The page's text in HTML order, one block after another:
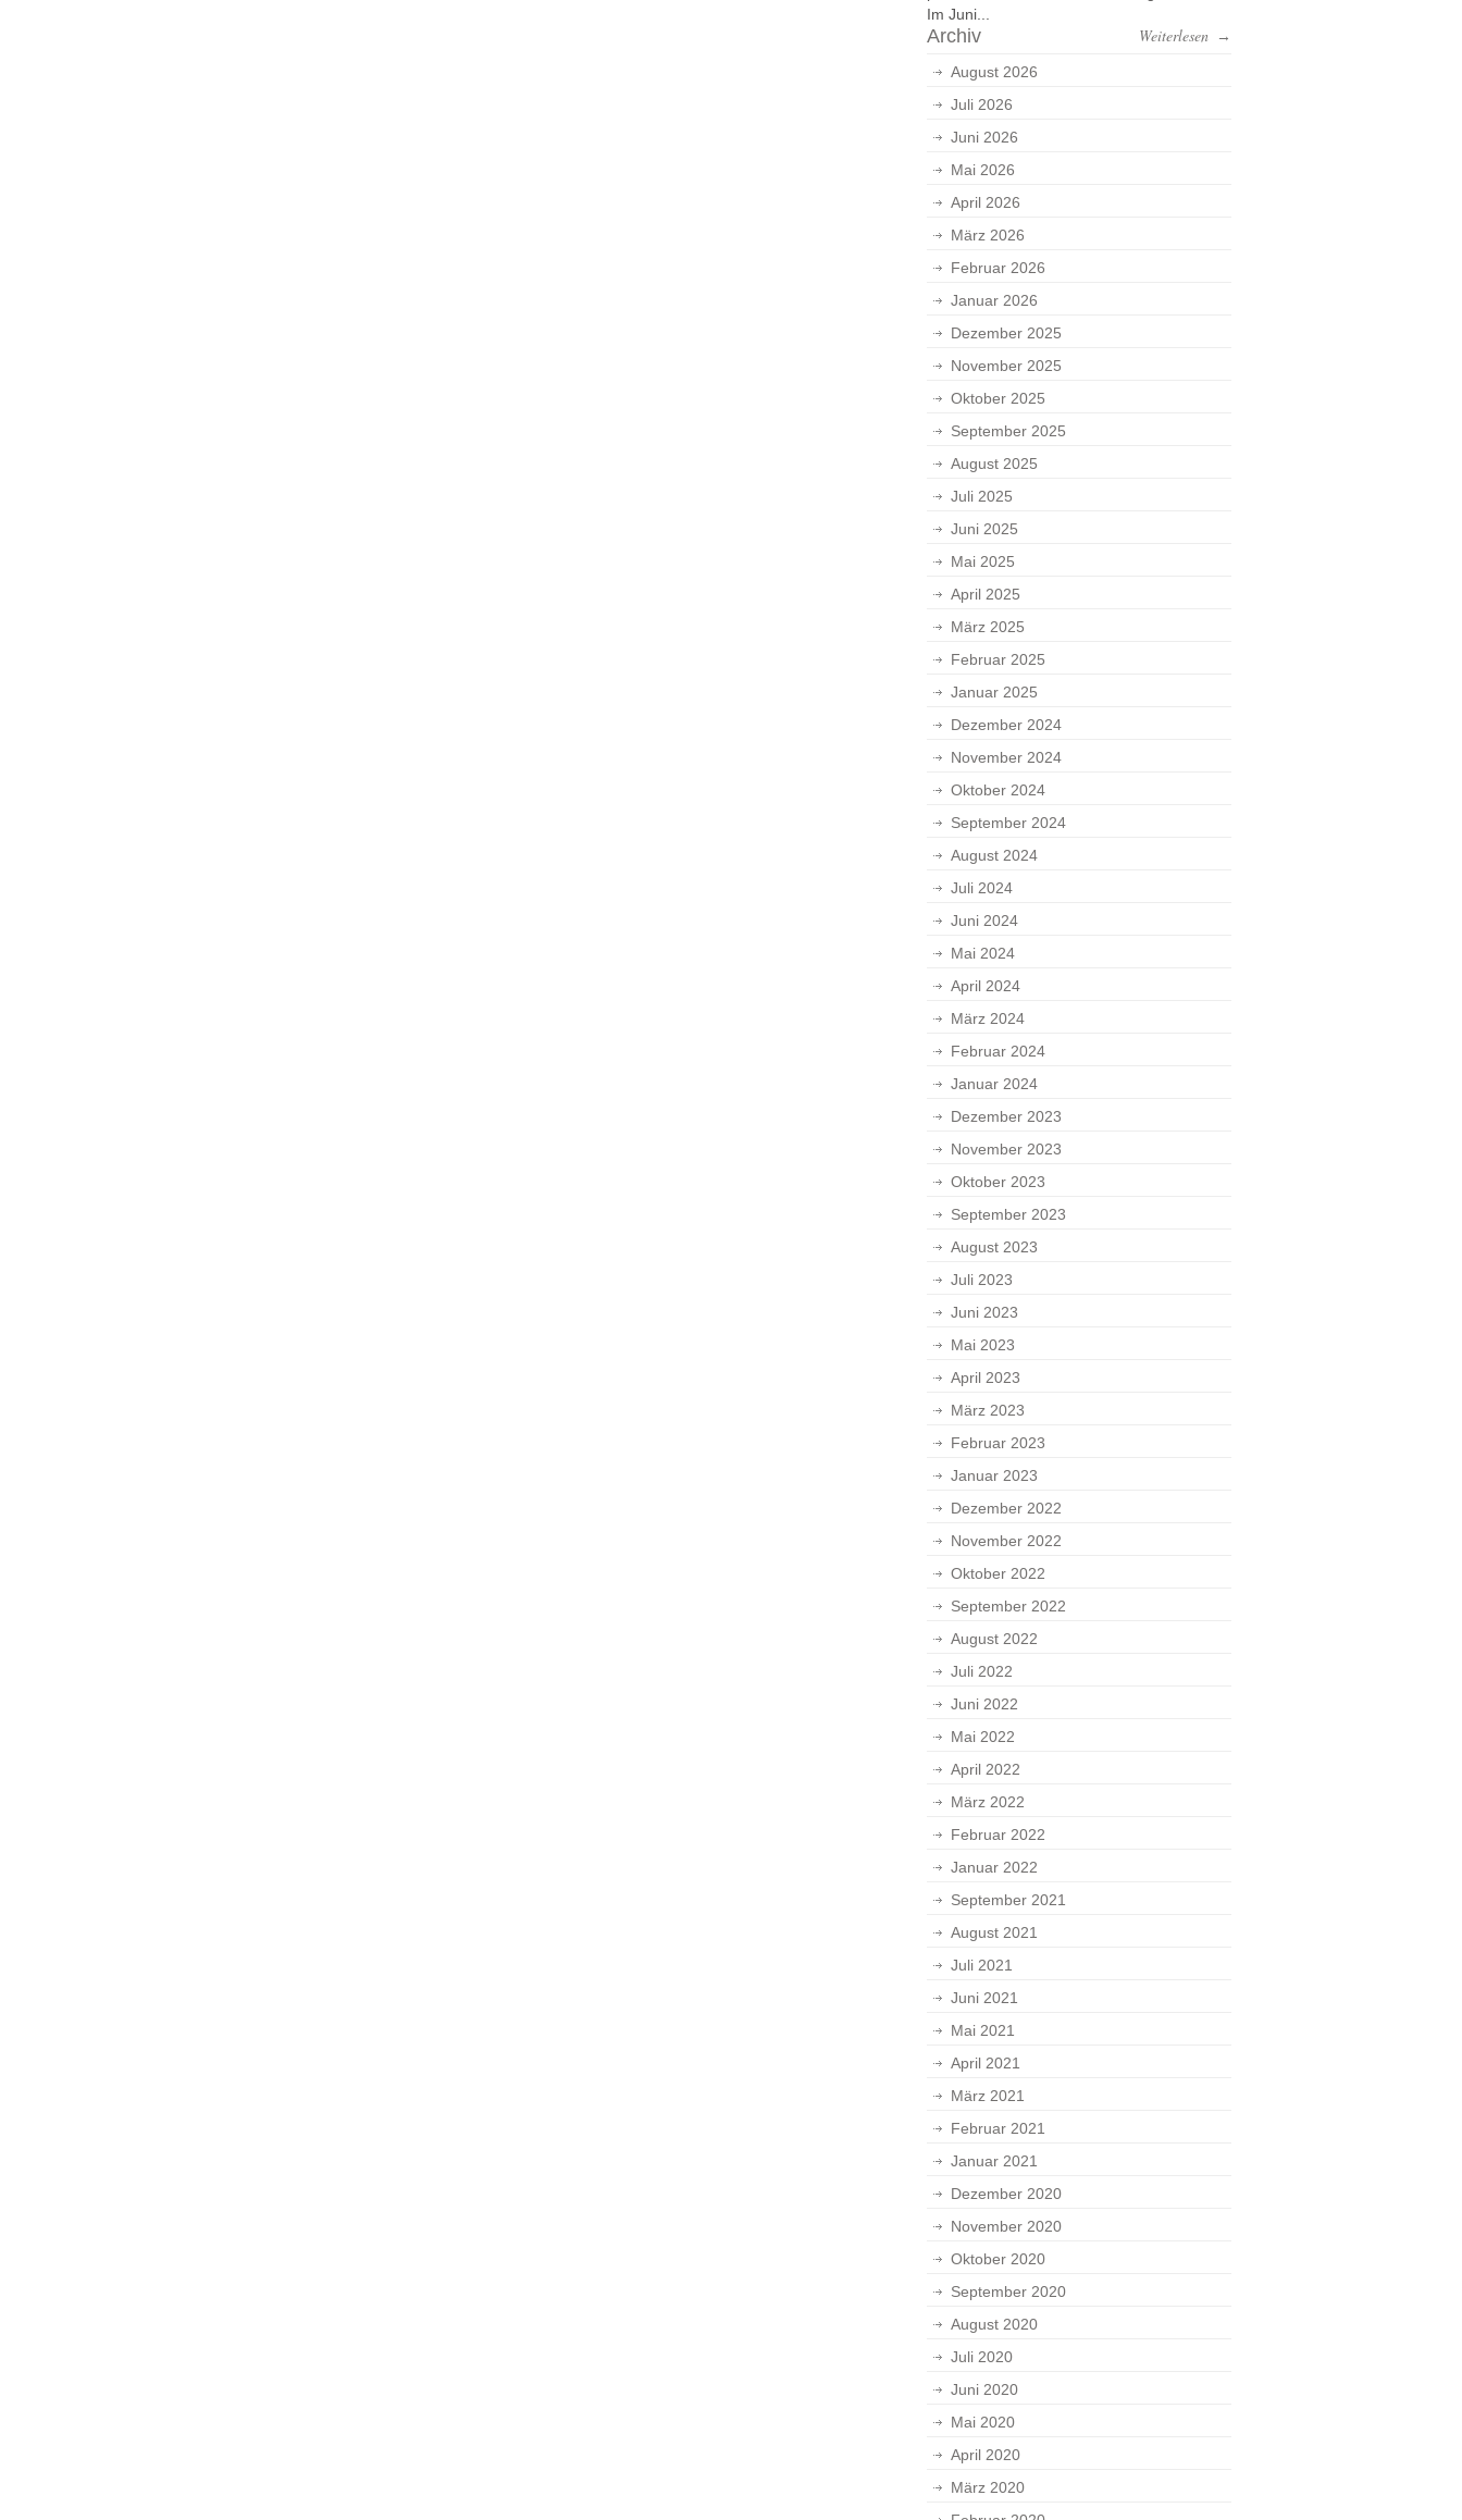
Im Juni...
Weiterlesen →
Archiv
August 2026
Juli 2026
Juni 2026
Mai 2026
April 2026
März 2026
Februar 2026
Januar 2026
Dezember 2025
November 2025
Oktober 2025
September 2025
August 2025
Juli 2025
Juni 2025
Mai 2025
April 2025
März 2025
Februar 2025
Januar 2025
Dezember 2024
November 2024
Oktober 2024
September 2024
August 2024
Juli 2024
Juni 2024
Mai 2024
April 2024
März 2024
Februar 2024
Januar 2024
Dezember 2023
November 2023
Oktober 2023
September 2023
August 2023
Juli 2023
Juni 2023
Mai 2023
April 2023
März 2023
Februar 2023
Januar 2023
Dezember 2022
November 2022
Oktober 2022
September 2022
August 2022
Juli 2022
Juni 2022
Mai 2022
April 2022
März 2022
Februar 2022
Januar 2022
September 2021
August 2021
Juli 2021
Juni 2021
Mai 2021
April 2021
März 2021
Februar 2021
Januar 2021
Dezember 2020
November 2020
Oktober 2020
September 2020
August 2020
Juli 2020
Juni 2020
Mai 2020
April 2020
März 2020